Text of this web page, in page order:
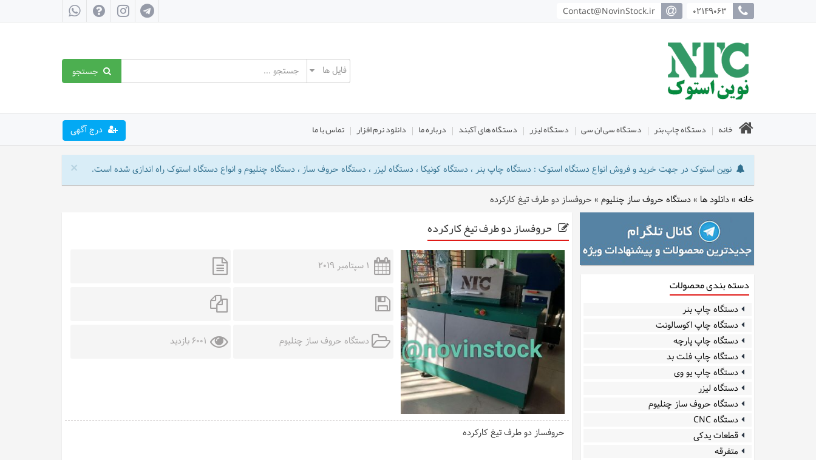
02149063
Contact@NovinStock.ir
جستجو
خانه دستگاه چاپ بنر دستگاه سی ان سی دستگاه لیزر دستگاه های آکبند درباره ما دانلود نرم افزار تماس با ما درج آگهی
نوین استوک در جهت خرید و فروش انواع دستگاه استوک : دستگاه چاپ بنر ، دستگاه کونیکا ، دستگاه لیزر ، دستگاه حروف ساز ، دستگاه چنلیوم و انواع دستگاه استوک راه اندازی شده است. ×
خانه »دانلود ها »دستگاه حروف ساز چنلیوم » حروفساز دو طرف تیغ کارکرده
حروفساز دو طرف تیغ کارکرده
1 سپتامبر 2019
دستگاه حروف ساز چنلیوم 6001 بازدید
حروفساز دو طرف تیغ کارکرده
دسته بندی محصولات
دستگاه چاپ بنر
دستگاه چاپ اکوسالونت
دستگاه چاپ پارچه
دستگاه چاپ فلت بد
دستگاه چاپ یو وی
دستگاه لیزر
دستگاه حروف ساز چنلیوم
دستگاه CNC
قطعات یدکی
متفرقه